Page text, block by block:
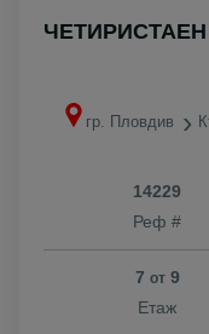
гр. Пловдив
14229
Реф #
7 от9
Етаж